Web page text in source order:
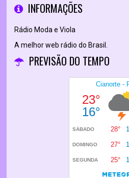
INFORMAÇÕES
Rádio Moda e Viola
A melhor web rádio do Brasil.
PREVISÃO DO TEMPO